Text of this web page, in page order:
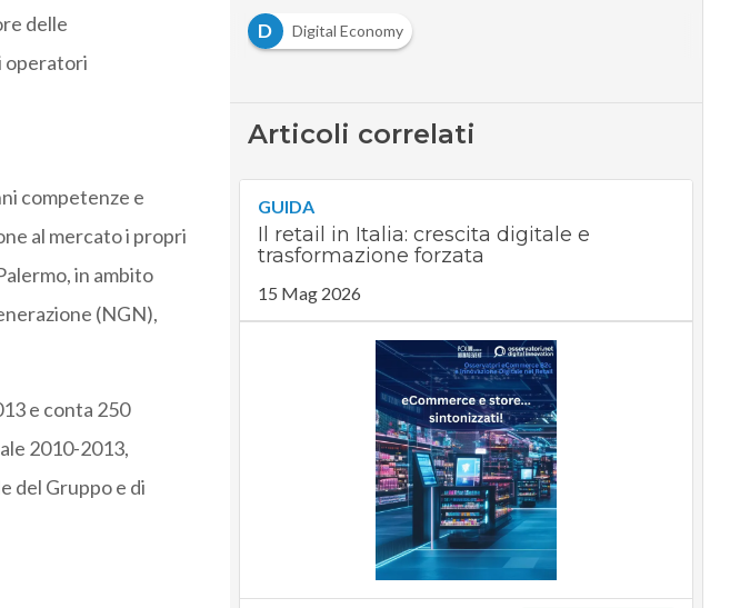
delle
operatori
competenze e
al mercato i propri
in ambito
(NGN),
e conta 250
2010-2013,
del Gruppo e di
D
Digital Economy
Articoli correlati
GUIDA
Il retail in Italia: crescita digitale e
trasformazione forzata
15 Mag 2026